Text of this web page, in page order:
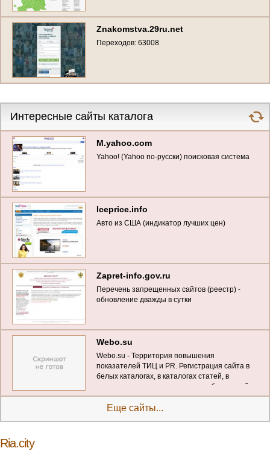
Znakomstva.29ru.net
Переходов: 63008
Интересные сайты каталога
M.yahoo.com
Yahoo! (Yahoo по-русски) поисковая система
Iceprice.info
Авто из США (индикатор лучших цен)
Zapret-info.gov.ru
Перечень запрещенных сайтов (реестр) -
обновление дважды в сутки
Webo.su
Webo.su - Территория повышения
показателей ТИЦ и PR. Регистрация сайта в
белых каталогах, в каталогах статей, в
социальных закладках и досках объявлений.
Еще сайты...
Ria.city